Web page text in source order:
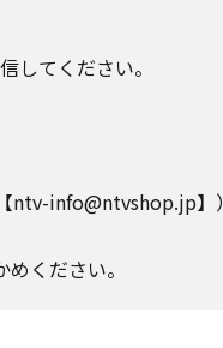
してください。
ntv-info@ntvshop.jp】
ください。